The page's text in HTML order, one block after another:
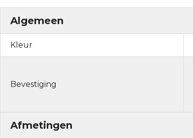
Algemeen
Kleur
Bevestiging
Afmetingen